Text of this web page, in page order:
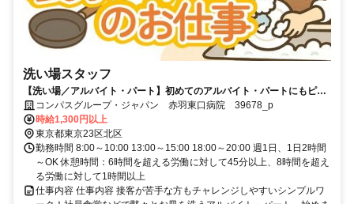
洗い場スタッフ
【洗い場／アルバイト・パート】初めてのアルバイト・パートにもピッ
タリ！未経験歓迎♪
コンパスグループ・ジャパン 赤羽東口病院 39678_p
時給1,300円以上
東京都東京23区北区
勤務時間 8:00～10:00 13:00～15:00 18:00～20:00 週1日、1日2時間
～OK 休憩時間：6時間を超える労働に対して45分以上、8時間を超え
る労働に対して1時間以上
仕事内容 仕事内容 接客が苦手な方もチャレンジしやすいシンプルワ